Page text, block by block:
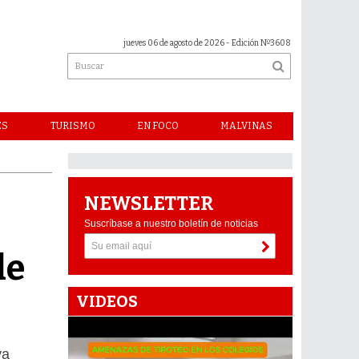
jueves 06 de agosto de 2026 - Edición Nº3608
TURISMO EN FOCO MALVINAS
NEWSLETTER
Suscríbase a nuestro boletín de noticias
VIDEOS